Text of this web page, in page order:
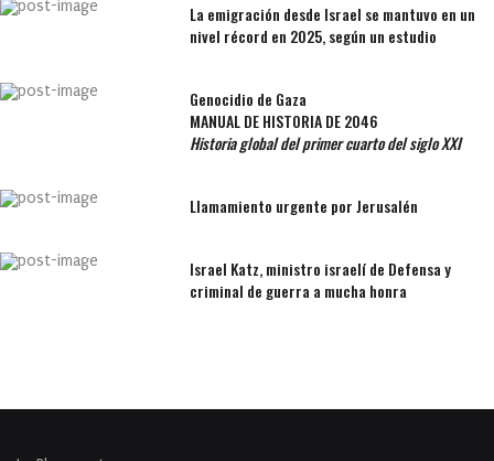
La emigración desde Israel se mantuvo en un
nivel récord en 2025, según un estudio
Genocidio de Gaza
MANUAL DE HISTORIA DE 2046
Historia global del primer cuarto del siglo XXI
Llamamiento urgente por Jerusalén
Israel Katz, ministro israelí de Defensa y
criminal de guerra a mucha honra